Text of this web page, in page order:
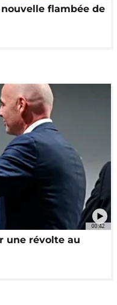
flambée de
00:42
une révolte au